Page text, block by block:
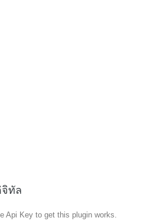
จิทัล
Api Key to get this plugin works.